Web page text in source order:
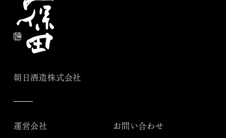
朝日酒造株式会社
運営会社 お問い合わせ